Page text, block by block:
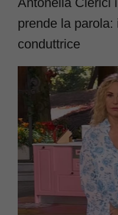
prende la
conduttrice